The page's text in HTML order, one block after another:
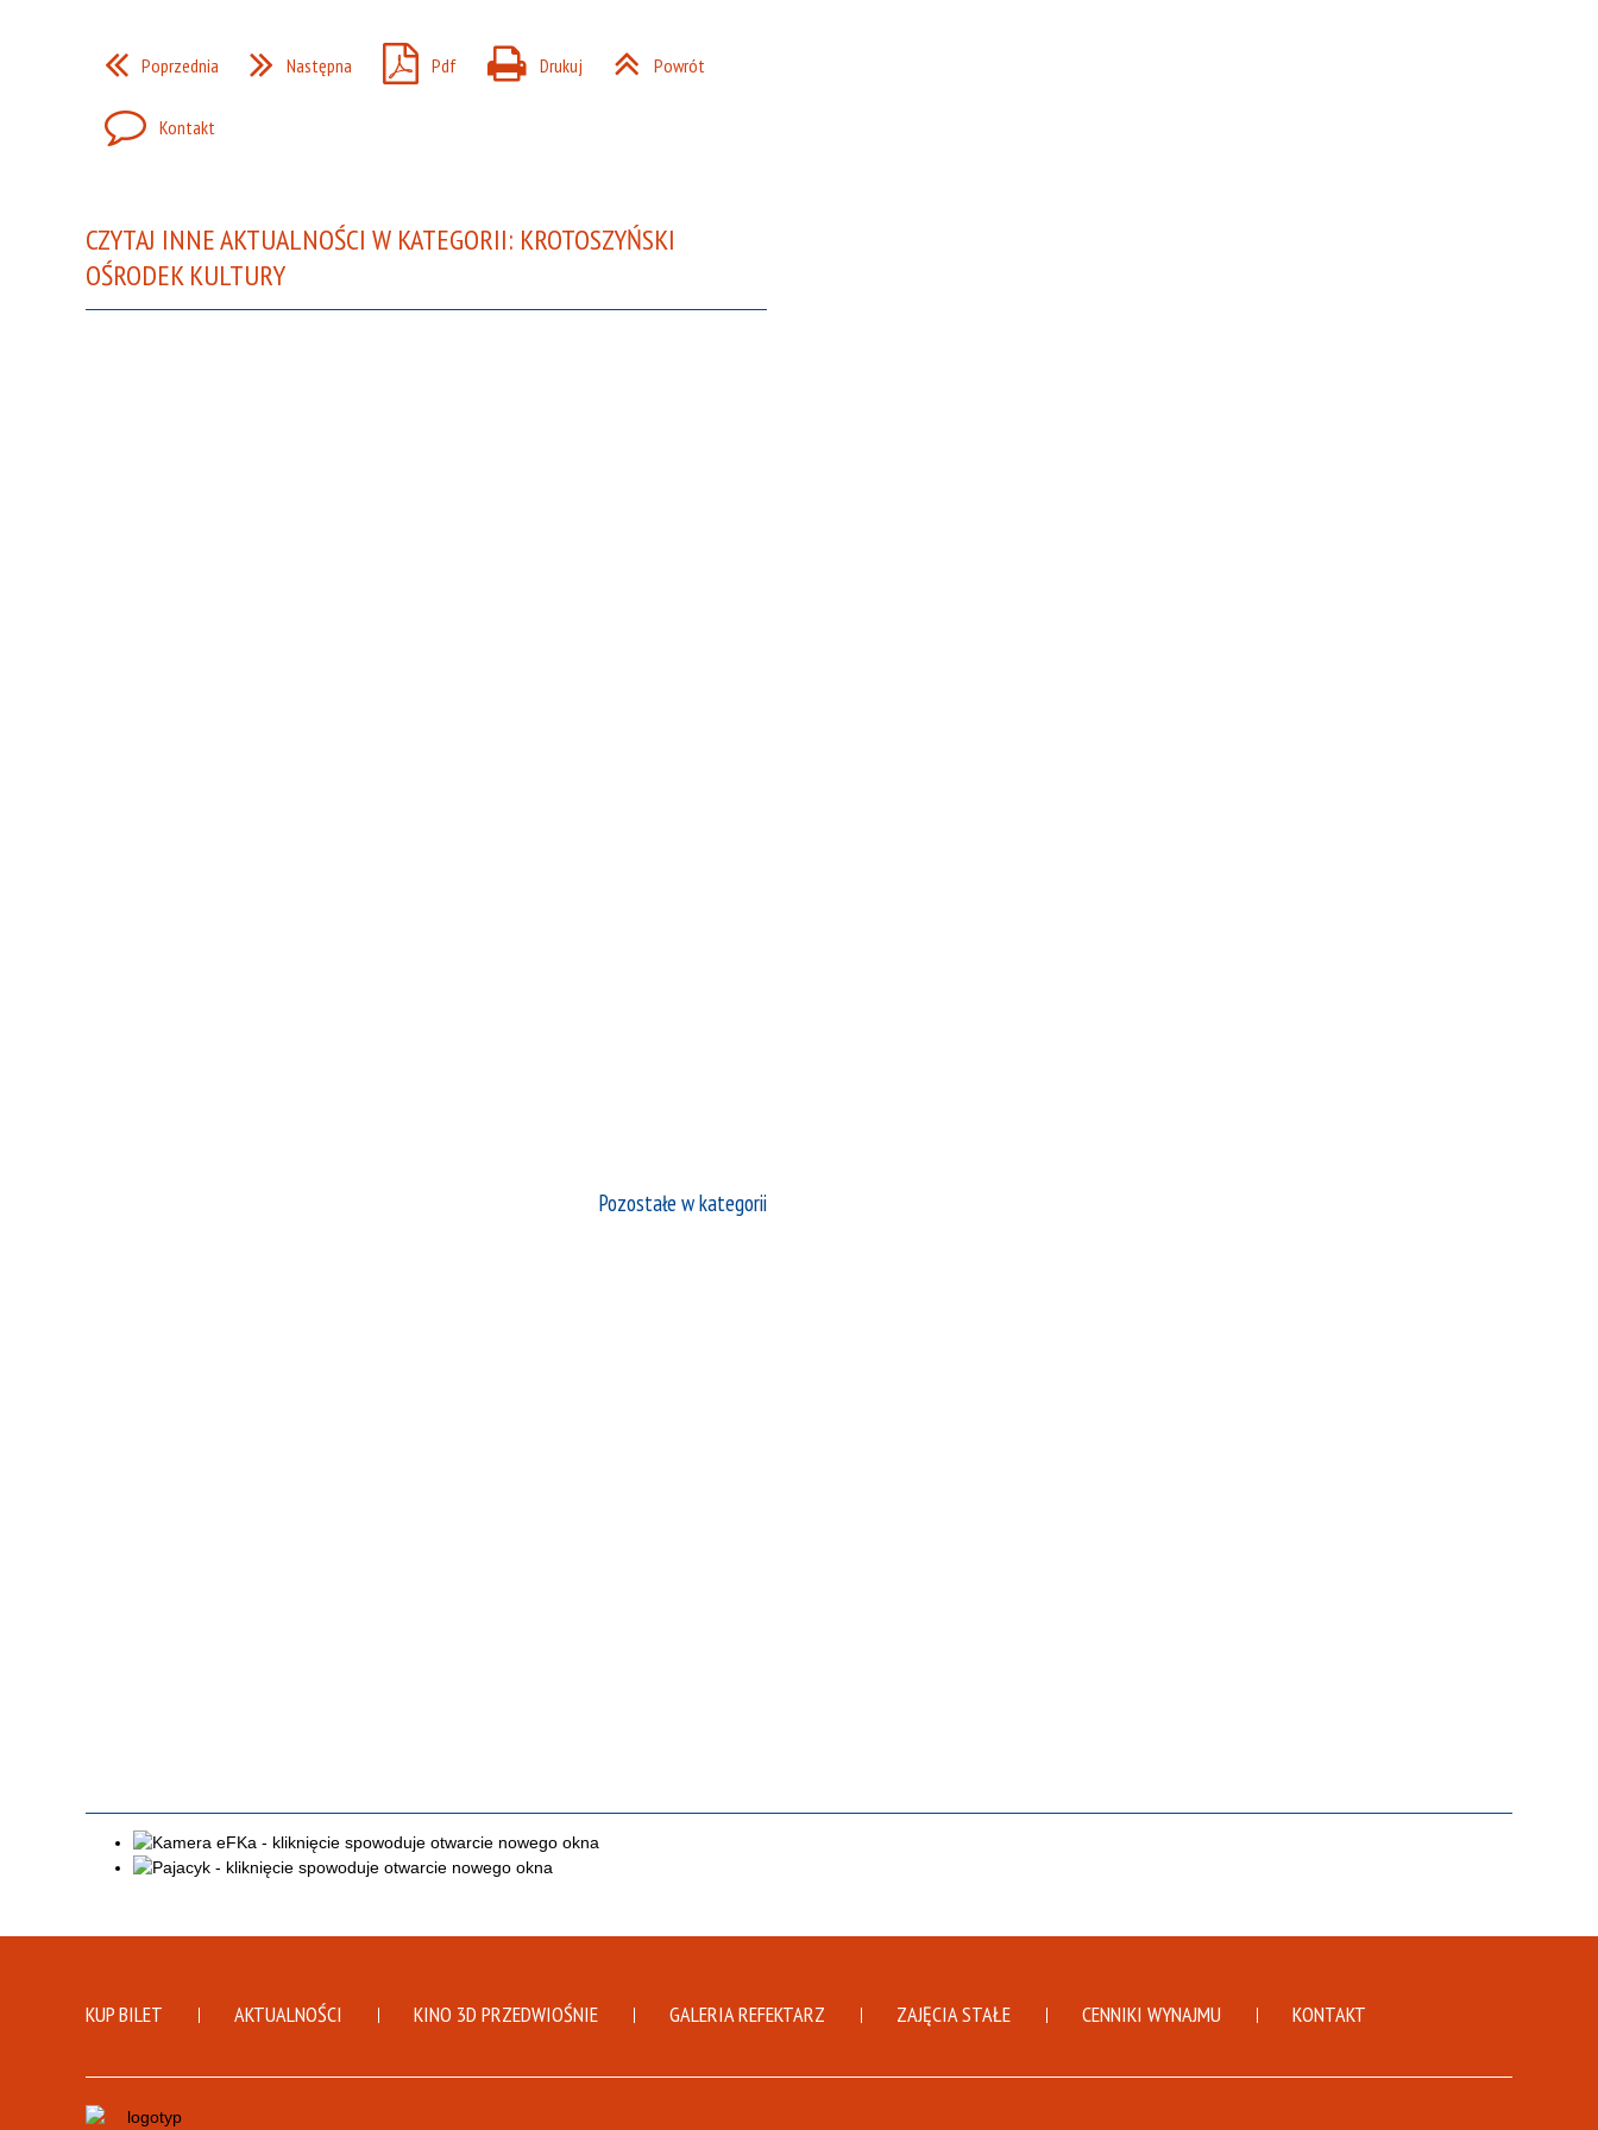
Poprzednia Następna Pdf Drukuj Powrót
Kontakt
CZYTAJ INNE AKTUALNOŚCI W KATEGORII: KROTOSZYŃSKI
OŚRODEK KULTURY
Pozostałe w kategorii
KUP BILET AKTUALNOŚCI KINO 3D PRZEDWIOŚNIE GALERIA REFEKTARZ ZAJĘCIA STAŁE CENNIKI WYNAJMU KONTAKT